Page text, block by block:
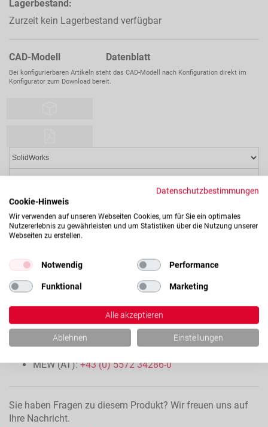
Lagerbestand:
Zurzeit kein Lagerbestand verfügbar
CAD-Modell Datenblatt
Bei konfigurierbaren Artikeln steht das CAD-Modell nach Konfiguration direkt im
Konfigurator zum Download bereit.
Für weitere Informationen kontaktieren Sie bitte unser
Vertriebsteam:
LTK (DE):+49 (0) 7151 93700-0
MEW (AT):+43 (0) 5572 34286-0
Sie haben Fragen zu diesem Produkt? Wir freuen uns auf
Ihre Nachricht.
Datenschutzbestimmungen
Cookie-Hinweis
Wir verwenden auf unseren Webseiten Cookies, um für Sie ein optimales
Nutzererlebnis zu gewährleisten und um Statistiken über die Nutzung unserer
Webseiten zu erstellen.
Notwendig Performance
Funktional Marketing
Alle akzeptieren
Ablehnen Einstellungen